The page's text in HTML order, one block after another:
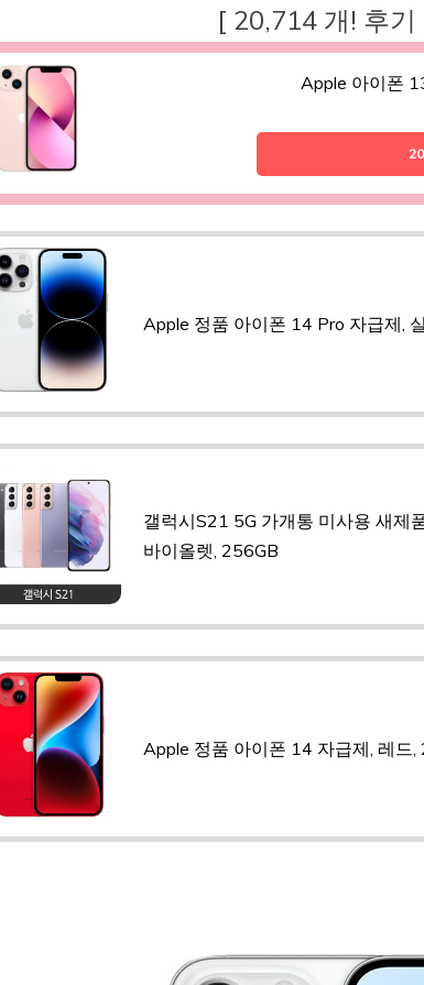
[ 20,714 개! 후기
Apple 아이폰
Apple 정품 아이폰 14 Pro 자급제,
갤럭시S21 5G 가개통 미사용 새제
바이올렛, 256GB
Apple 정품 아이폰 14 자급제, 레드,